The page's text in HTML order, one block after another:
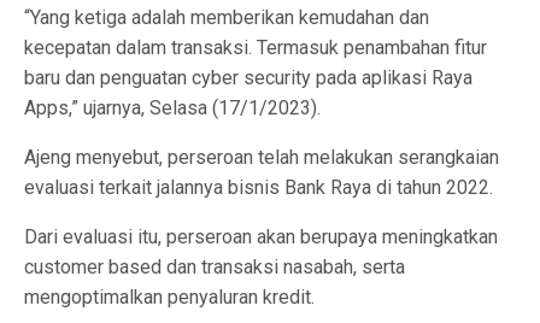
“Yang ketiga adalah memberikan kemudahan dan
kecepatan dalam transaksi. Termasuk penambahan fitur
baru dan penguatan cyber security pada aplikasi Raya
Apps,” ujarnya, Selasa (17/1/2023).
Ajeng menyebut, perseroan telah melakukan serangkaian
evaluasi terkait jalannya bisnis Bank Raya di tahun 2022.
Dari evaluasi itu, perseroan akan berupaya meningkatkan
customer based dan transaksi nasabah, serta
mengoptimalkan penyaluran kredit.